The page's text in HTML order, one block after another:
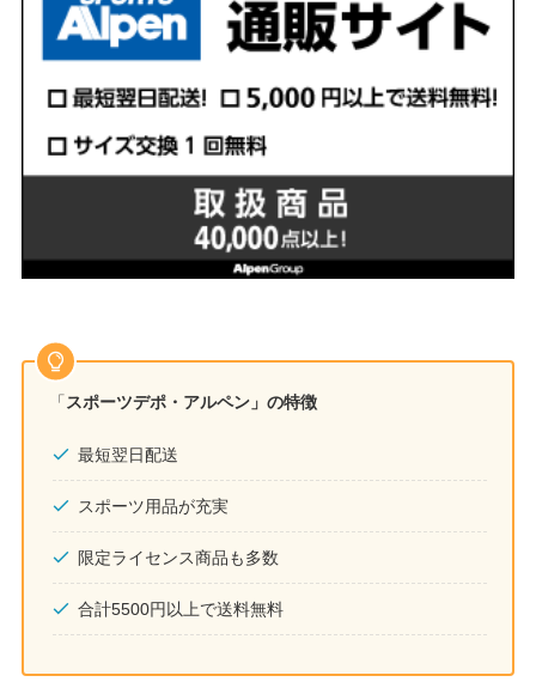
「 スポーツデポ・アルペン」の特徴
最短翌日配送
スポーツ用品が充実
限定ライセンス商品も多数
合計5500円以上で送料無料